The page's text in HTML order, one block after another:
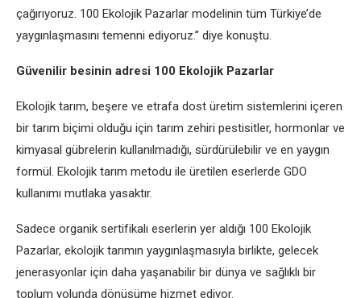
çağırıyoruz. 100 Ekolojik Pazarlar modelinin tüm Türkiye’de
yaygınlaşmasını temenni ediyoruz.” diye konuştu.
Güvenilir besinin adresi 100 Ekolojik Pazarlar
Ekolojik tarım, beşere ve etrafa dost üretim sistemlerini içeren
bir tarım biçimi olduğu için tarım zehiri pestisitler, hormonlar ve
kimyasal gübrelerin kullanılmadığı, sürdürülebilir ve en yaygın
formül. Ekolojik tarım metodu ile üretilen eserlerde GDO
kullanımı mutlaka yasaktır.
Sadece organik sertifikalı eserlerin yer aldığı 100 Ekolojik
Pazarlar, ekolojik tarımın yaygınlaşmasıyla birlikte, gelecek
jenerasyonlar için daha yaşanabilir bir dünya ve sağlıklı bir
toplum yolunda dönüşüme hizmet ediyor.